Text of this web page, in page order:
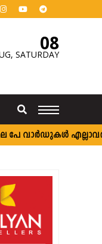
08
SATURDAY
എല്ലാവർക്കും;